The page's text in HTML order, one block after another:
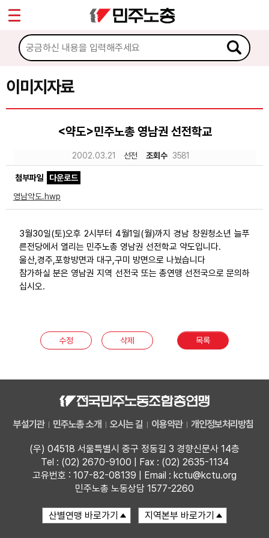
이미지자료
<약도>민주노총 영남권 선전학교
2002.03.21 선전 조회수 3581
첨부파일
다운로드
영남약도.hwp
3월30일(토)오후 2시부터 4월1일(월)까지 경남 창원청소년 늘푸
른전당에서 열리는 민주노총 영남권 선전학교 약도입니다.
울산,경주,포항방면과 대구,구미 방면으로 나눴습니다
참가하실 분은 영남권 지역 선전국 또는 총연맹 선전국으로 문의하
십시오.
수정 삭제 목록
부설기관 민주노총 소개 오시는 길 이용약관 개인정보처리방침
(우) 04518 서울특별시 중구 정동길 3 경향신문사 14층
Tel : (02) 2670-9100 | Fax : (02) 2635-1134
고유번호 : 107-82-08139 | Email : kctu@kctu.org
민주노총 노동상담 1577-2260
마이페이지
소개
소식
문서자료
미디어자료
카드뉴스
부설기관
Sketchbook5, 스케치북5
Sketchbook5, 스케치북5